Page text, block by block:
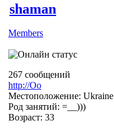
shaman
Members
267 сообщений
http://Оо
Местоположение: Ukraine
Род занятий: =__)))
Возраст: 33